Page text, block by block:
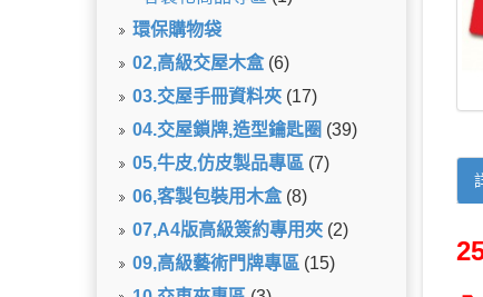
環保購物袋
02,高級交屋木盒(6)
03.交屋手冊資料夾 (17)
04.交屋鎖牌,造型鑰匙圈 (39)
05,牛皮,仿皮製品專區 (7)
06,客製包裝用木盒(8)
07,A4版高級簽約專用夾 (2)
09,高級藝術門牌專區 (15)